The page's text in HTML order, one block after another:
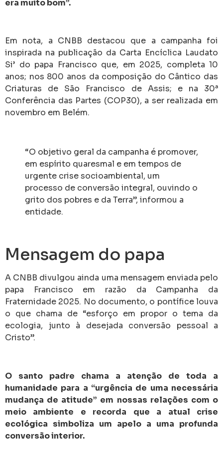
era muito bom”.
Em nota, a CNBB destacou que a campanha foi
inspirada na publicação da Carta Encíclica Laudato
Si’ do papa Francisco que, em 2025, completa 10
anos; nos 800 anos da composição do Cântico das
Criaturas de São Francisco de Assis; e na 30ª
Conferência das Partes (COP30), a ser realizada em
novembro em Belém.
“O objetivo geral da campanha é promover,
em espírito quaresmal e em tempos de
urgente crise socioambiental, um
processo de conversão integral, ouvindo o
grito dos pobres e da Terra”, informou a
entidade.
Mensagem do papa
A CNBB divulgou ainda uma mensagem enviada pelo
papa Francisco em razão da Campanha da
Fraternidade 2025. No documento, o pontífice louva
o que chama de “esforço em propor o tema da
ecologia, junto à desejada conversão pessoal a
Cristo”.
O santo padre chama a atenção de toda a
humanidade para a “urgência de uma necessária
mudança de atitude” em nossas relações com o
meio ambiente e recorda que a atual crise
ecológica simboliza um apelo a uma profunda
conversão interior.